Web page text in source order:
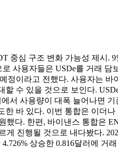
중심 구조 변화 가능성 제시.
사용자들은 USDe를 거래
정이라고 전했다. 사용자는
수 있을 것으로 보인다.
서 사용량이 대폭 늘어나면
바 있다. 이번 통합은 이더
했다. 한편, 바이낸스 통합은
진행될 것으로 내다봤다.
상승한 0.816달러에 거